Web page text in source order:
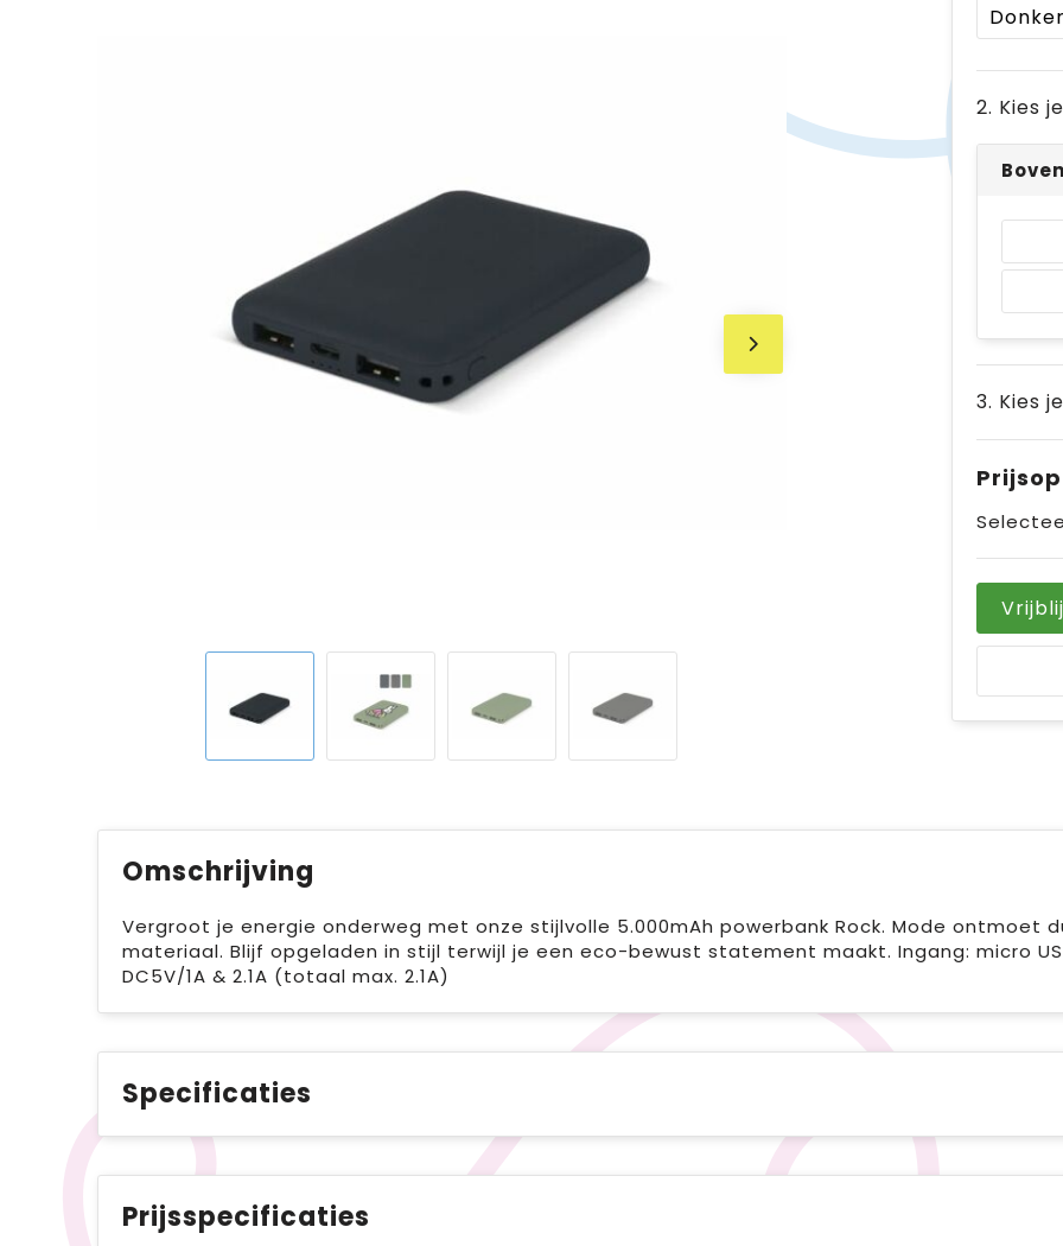
2. Kies
3. Kies
Omschrijving
Vergroot je energie onderweg met onze stijlvolle 5.000mAh powerbank Rock. Mode ontmoet
materiaal. Blijf opgeladen in stijl terwijl je een eco-bewust statement maakt. Ingang: micro
DC5V/1A & 2.1A (totaal max. 2.1A)
Specificaties
Prijsspecificaties